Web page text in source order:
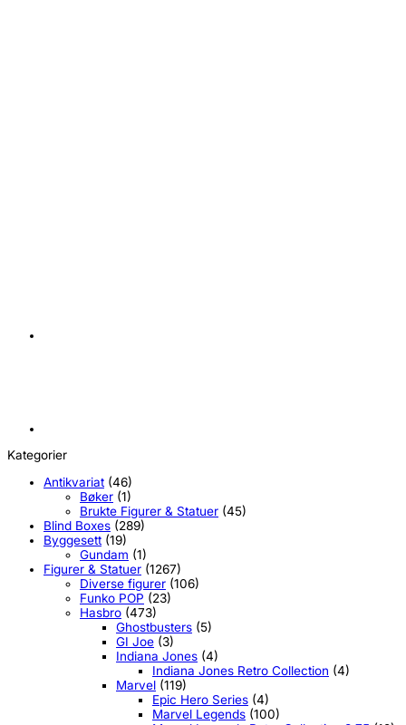
Kategorier
Antikvariat (46)
Bøker (1)
Brukte Figurer & Statuer (45)
Blind Boxes (289)
Byggesett (19)
Gundam (1)
Figurer & Statuer (1267)
Diverse figurer (106)
Funko POP (23)
Hasbro (473)
Ghostbusters (5)
GI Joe (3)
Indiana Jones (4)
Indiana Jones Retro Collection (4)
Marvel (119)
Epic Hero Series (4)
Marvel Legends (100)